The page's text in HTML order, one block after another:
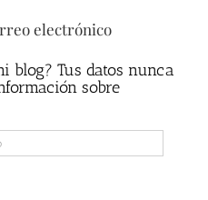
electrónico
blog? Tus datos nunca
sobre